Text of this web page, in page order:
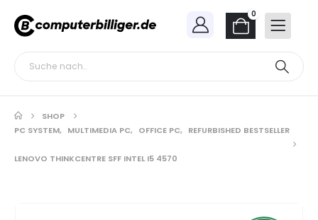
0
SHOP
PC SYSTEM, MULTIMEDIA PC, OFFICE PC, REFURBISHED BESTSELLER
LENOVO THINKCENTRE SFF INTEL I5 4570